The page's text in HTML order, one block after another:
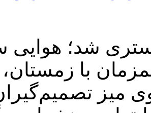
شد؛ هوایی
با
میز